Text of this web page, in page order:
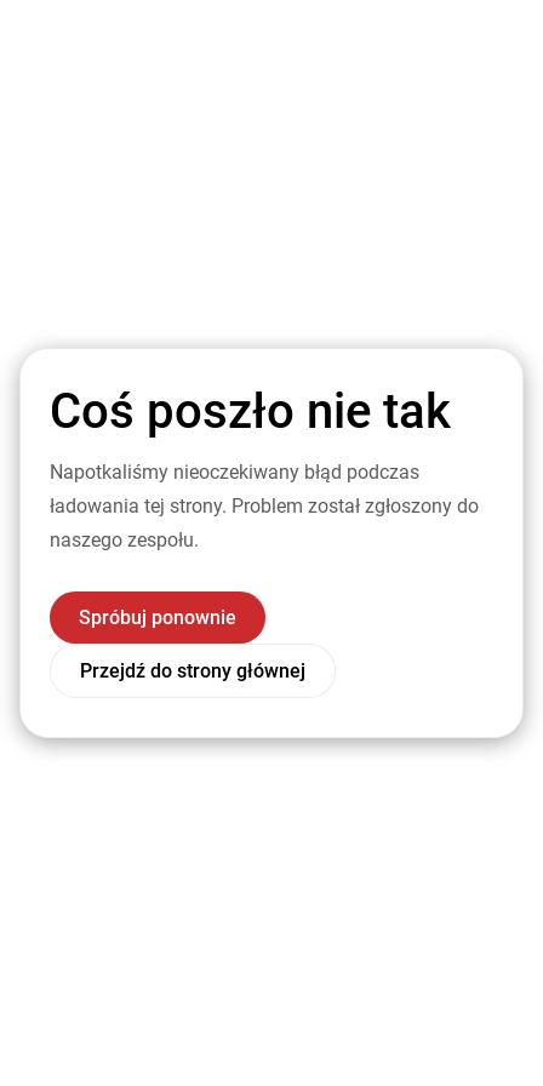
Coś poszło nie tak
Napotkaliśmy nieoczekiwany błąd podczas
ładowania tej strony. Problem został zgłoszony do
naszego zespołu.
Spróbuj ponownie
Przejdź do strony głównej